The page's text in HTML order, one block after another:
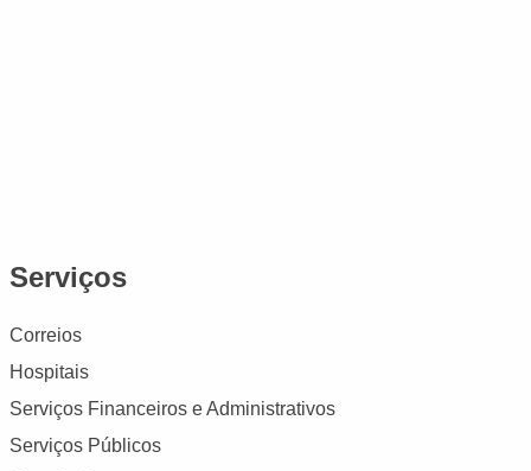
Serviços
Correios
Hospitais
Serviços Financeiros e Administrativos
Serviços Públicos